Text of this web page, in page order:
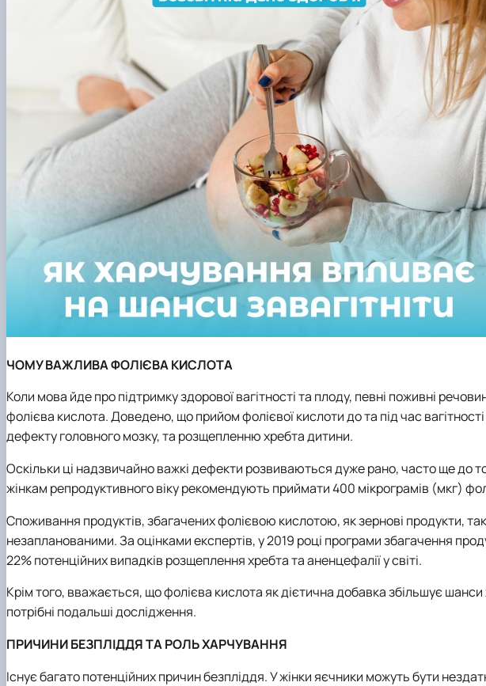
ЧОМУ ВАЖЛИВА ФОЛІЄВА КИСЛОТА
Коли мова йде про підтримку здорової вагітності та плоду, певні поживні
фолієва кислота. Доведено, що прийом фолієвої кислоти до та під час
дефекту головного мозку, та розщепленню хребта дитини.
Оскільки ці надзвичайно важкі дефекти розвиваються дуже рано, часто ще до
жінкам репродуктивного віку рекомендують приймати 400 мікрограмів (мкг)
Споживання продуктів, збагачених фолієвою кислотою, як зернові продукти,
незапланованими. За оцінками експертів, у 2019 році програми збагачення
22% потенційних випадків розщеплення хребта та аненцефалії у світі.
Крім того, вважається, що фолієва кислота як дієтична добавка збільшує
потрібні подальші дослідження.
ПРИЧИНИ БЕЗПЛІДДЯ ТА РОЛЬ ХАРЧУВАННЯ
Існує багато потенційних причин безпліддя. У жінки яєчники можуть бути